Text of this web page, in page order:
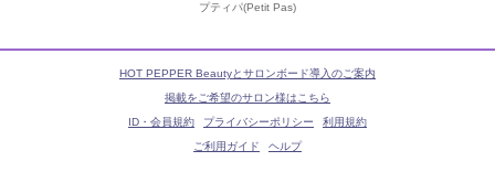
プティパ(Petit Pas)
HOT PEPPER Beautyとサロンボード導入のご案内
掲載をご希望のサロン様はこちら
ID・会員規約
プライバシーポリシー
利用規約
ご利用ガイド
ヘルプ